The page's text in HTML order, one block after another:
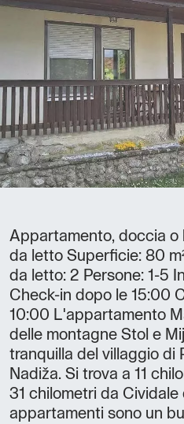
Appartamento, doccia o
da letto Superficie: 80
da letto: 2 Persone: 1-5
Check-in dopo le 15:00
10:00 L'appartamento
delle montagne Stol e
tranquilla del villaggio di
Nadiža. Si trova a 11
31 chilometri da
appartamenti sono un